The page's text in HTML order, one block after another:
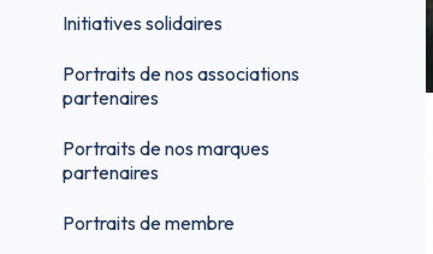
Initiatives solidaires
Portraits de nos associations
partenaires
Portraits de nos marques
partenaires
Portraits de membre